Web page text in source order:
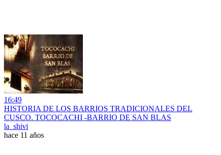
16:49
HISTORIA DE LOS BARRIOS TRADICIONALES DEL
CUSCO. TOCOCACHI -BARRIO DE SAN BLAS
la_shivi
hace 11 años